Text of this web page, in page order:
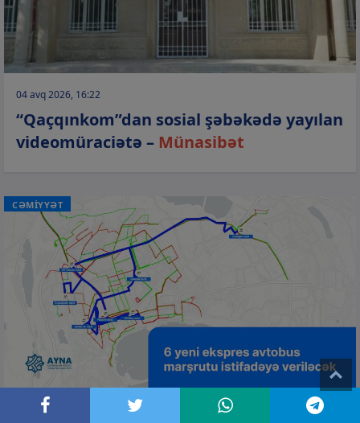
04 avq 2026, 16:22
“Qaçqınkom”dan sosial şəbəkədə yayılan
videomüraciətə – Münasibət
CƏMİYYƏT
04 avq 2026, 15:53